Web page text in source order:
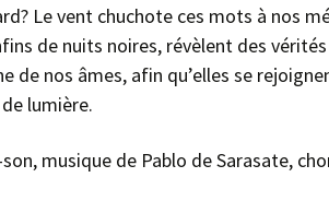
Le vent chuchote ces mots à nos
de nuits noires, révèlent des
de nos âmes, afin qu’elles se
lumière.
musique de Pablo de Sarasate,